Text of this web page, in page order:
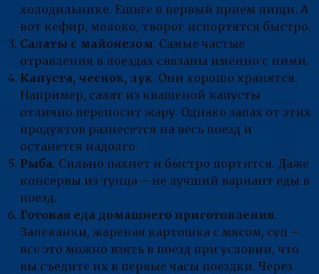
холодильнике. Ешьте в первый прием пищи. А
вот кефир, молоко, творог испортятся быстро.
Салаты с майонезом. Самые частые
отравления в поездах связаны именно с ними.
Капуста, чеснок, лук. Они хорошо хранятся.
Например, салат из квашеной капусты
отлично переносит жару. Однако запах от этих
продуктов разнесется на весь поезд и
останется надолго.
Рыба. Сильно пахнет и быстро портится. Даже
консервы из тунца – не лучший вариант еды в
поезд.
Готовая еда домашнего приготовления.
Запеканки, жареная картошка с мясом, суп –
все это можно взять в поезд при условии, что
вы съедите их в первые часы поездки. Через